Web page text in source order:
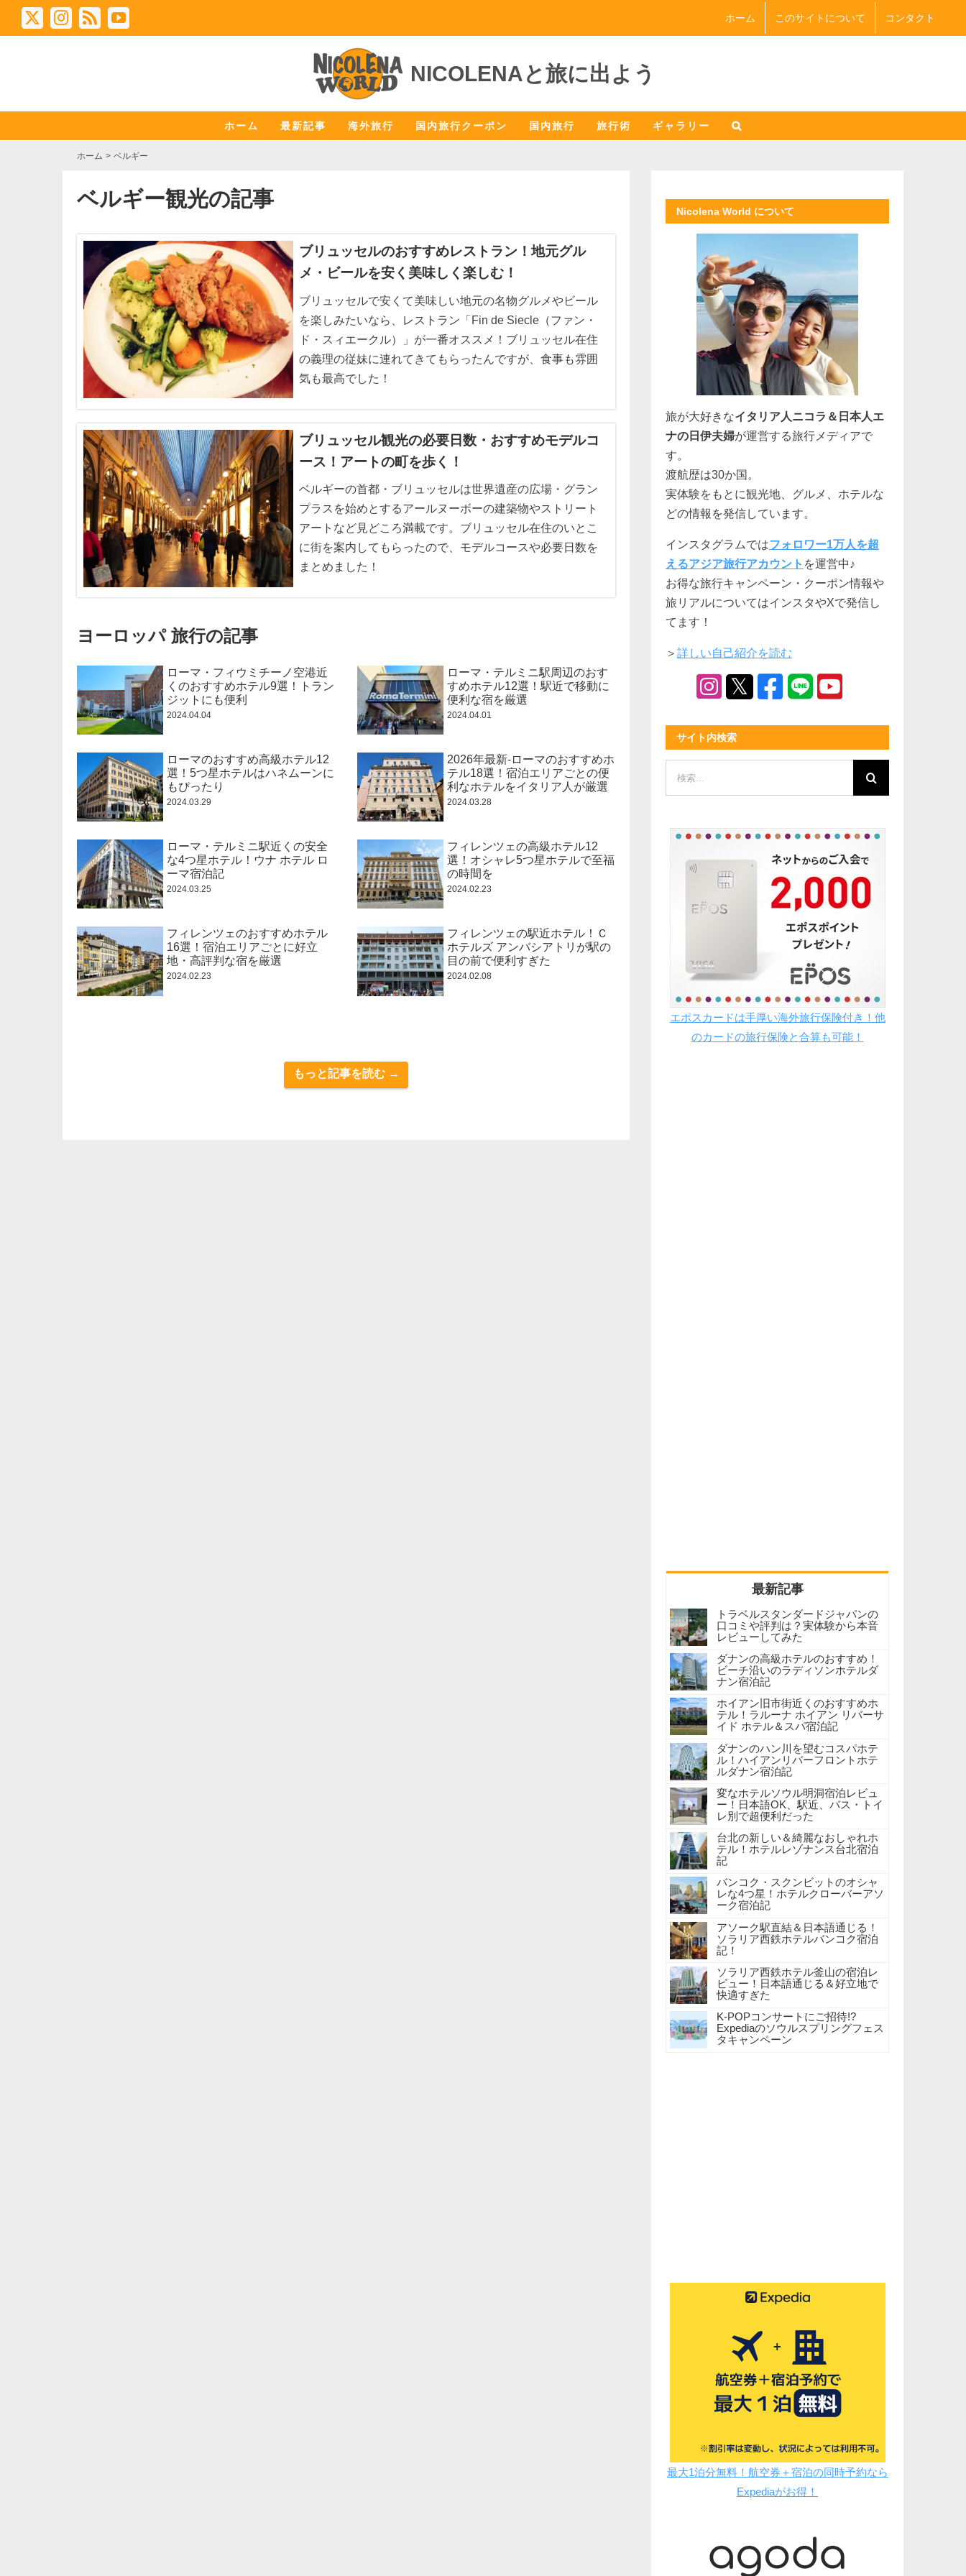
Skip
X Instagram
Rss YouTube ホーム このサイトについて コンタクト
NICOLENAと旅に出よう
ホーム 最新記事 海外旅行 国内旅行クーポン 国内旅行 旅行術 ギャラリー
ホーム ベルギー
ベルギー観光の記事
ブリュッセルのおすすめレストラン！地元グル
メ・ビールを安く美味しく楽しむ！
ブリュッセルで安くて美味しい地元の名物グルメやビール
を楽しみたいなら、レストラン「Fin de Siecle（ファン・
ド・スィエークル）」が一番オススメ！ブリュッセル在住
の義理の従妹に連れてきてもらったんですが、食事も雰囲
気も最高でした！
ブリュッセル観光の必要日数・おすすめモデルコ
ース！アートの町を歩く！
ベルギーの首都・ブリュッセルは世界遺産の広場・グラン
プラスを始めとするアールヌーボーの建築物やストリート
アートなど見どころ満載です。ブリュッセル在住のいとこ
に街を案内してもらったので、モデルコースや必要日数を
まとめました！
ヨーロッパ 旅行の記事
ローマ・フィウミチーノ空港近
くのおすすめホテル9選！トラン
ジットにも便利
2024.04.04
ローマ・テルミニ駅周辺のおす
すめホテル12選！駅近で移動に
便利な宿を厳選
2024.04.01
ローマのおすすめ高級ホテル12
選！5つ星ホテルはハネムーンに
もぴったり
2024.03.29
2026年最新-ローマのおすすめホ
テル18選！宿泊エリアごとの便
利なホテルをイタリア人が厳選
2024.03.28
ローマ・テルミニ駅近くの安全
な4つ星ホテル！ウナ ホテル ロ
ーマ宿泊記
2024.03.25
フィレンツェの高級ホテル12
選！オシャレ5つ星ホテルで至福
の時間を
2024.02.23
フィレンツェのおすすめホテル
16選！宿泊エリアごとに好立
地・高評判な宿を厳選
2024.02.23
フィレンツェの駅近ホテル！Ｃ
ホテルズ アンバシアトリが駅の
目の前で便利すぎた
2024.02.08
もっと記事を読む →
Nicolena World について
旅が大好きなイタリア人ニコラ＆日本人エ
ナの日伊夫婦が運営する旅行メディアで
す。
渡航歴は30か国。
実体験をもとに観光地、グルメ、ホテルな
どの情報を発信しています。
インスタグラムではフォロワー1万人を超
えるアジア旅行アカウント を運営中♪
お得な旅行キャンペーン・クーポン情報や
旅リアルについてはインスタやXで発信し
てます！
＞ 詳しい自己紹介を読む
サイト内検索
エポスカードは手厚い海外旅行保険付き！他
のカードの旅行保険と合算も可能！
トラベルスタンダードジャパンの
口コミや評判は？実体験から本音
レビューしてみた
ダナンの高級ホテルのおすすめ！
ビーチ沿いのラディソンホテルダ
ナン宿泊記
ホイアン旧市街近くのおすすめホ
テル！ラルーナ ホイアン リバーサ
イド ホテル＆スパ宿泊記
ダナンのハン川を望むコスパホテ
ル！ハイアンリバーフロントホテ
ルダナン宿泊記
変なホテルソウル明洞宿泊レビュ
ー！日本語OK、駅近、バス・トイ
レ別で超便利だった
台北の新しい＆綺麗なおしゃれホ
テル！ホテルレゾナンス台北宿泊
記
バンコク・スクンビットのオシャ
レな4つ星！ホテルクローバーアソ
ーク宿泊記
アソーク駅直結＆日本語通じる！
ソラリア西鉄ホテルバンコク宿泊
記！
ソラリア西鉄ホテル釜山の宿泊レ
ビュー！日本語通じる＆好立地で
快適すぎた
K-POPコンサートにご招待!?
Expediaのソウルスプリングフェス
タキャンペーン
最大1泊分無料！航空券＋宿泊の同時予約なら
Expediaがお得！